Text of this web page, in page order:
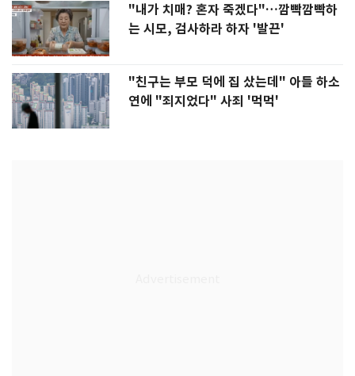
"내가 치매? 혼자 죽겠다"…깜빡깜빡하
는 시모, 검사하라 하자 '발끈'
"친구는 부모 덕에 집 샀는데" 아들 하소
연에 "죄지었다" 사죄 '먹먹'